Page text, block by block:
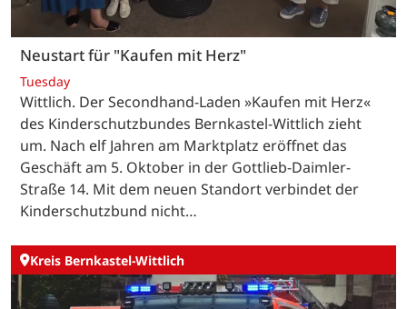
Neustart für "Kaufen mit Herz"
Tuesday
Wittlich. Der Secondhand-Laden »Kaufen mit Herz«
des Kinderschutzbundes Bernkastel-Wittlich zieht
um. Nach elf Jahren am Marktplatz eröffnet das
Geschäft am 5. Oktober in der Gottlieb-Daimler-
Straße 14. Mit dem neuen Standort verbindet der
Kinderschutzbund nicht…
Kreis Bernkastel-Wittlich